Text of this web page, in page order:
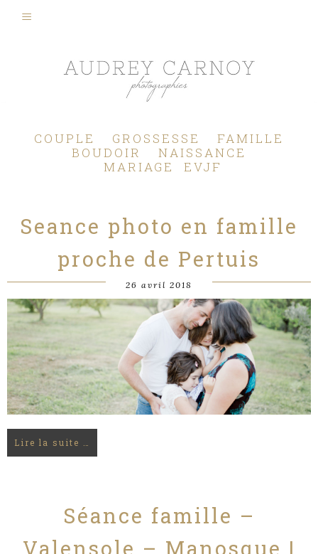
COUPLE GROSSESSE
FAMILLE
BOUDOIR
NAISSANCE
MARIAGE
EVJF
Seance photo en famille
proche de Pertuis
26 avril 2018
Lire la suite …
Séance famille –
Valensole – Manosque |